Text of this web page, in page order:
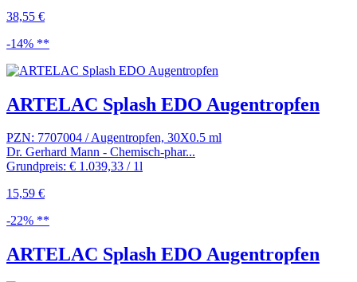
38,55 €
-14% **
ARTELAC Splash EDO Augentropfen
PZN: 7707004 / Augentropfen, 30X0.5 ml
Dr. Gerhard Mann - Chemisch-phar...
Grundpreis: € 1.039,33 / 1l
15,59 €
-22% **
ARTELAC Splash EDO Augentropfen